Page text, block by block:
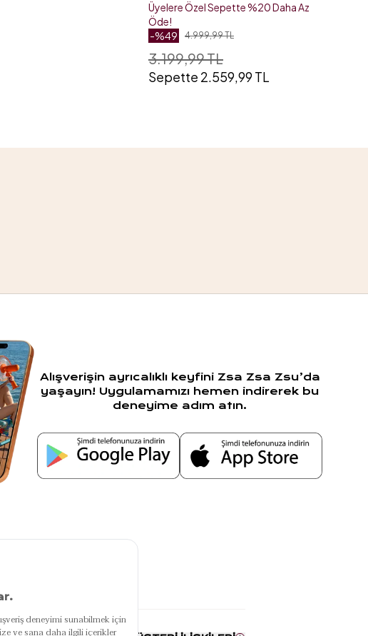
Üyelere Özel Sepette %20 Daha Az
Öde!
-%49
4.999,99 TL
3.199,99 TL
Sepette 2.559,99 TL
Alışverişin ayrıcalıklı keyfini Zsa Zsa Zsu’da
yaşayın! Uygulamamızı hemen indirerek bu
deneyime adım atın.